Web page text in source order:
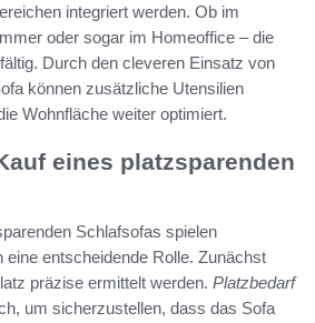
integriert werden. Ob im
oder sogar im Homeoffice – die
Durch den cleveren Einsatz von
können zusätzliche Utensilien
Wohnfläche weiter optimiert.
eines platzsparenden
Schlafsofas spielen
entscheidende Rolle. Zunächst
präzise ermittelt werden. Platzbedarf
um sicherzustellen, dass das Sofa